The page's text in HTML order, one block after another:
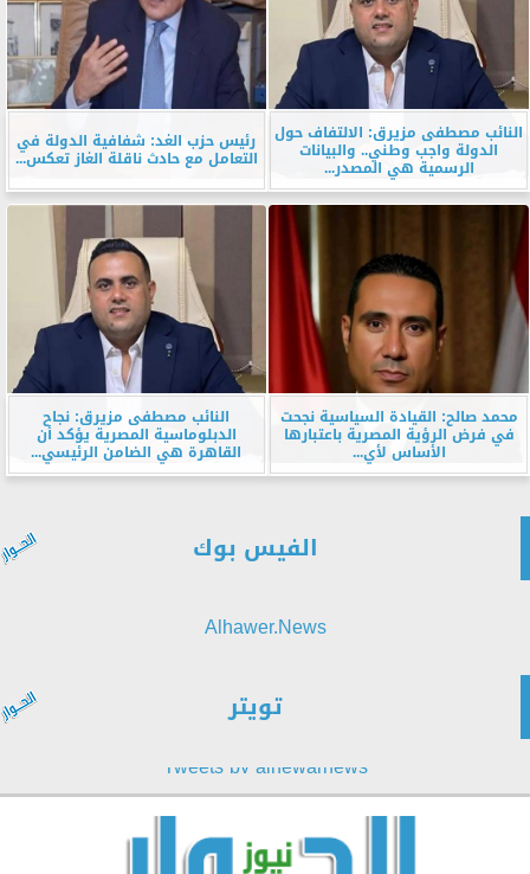
النائب مصطفى مزيرق: الالتفاف حول
الدولة واجب وطني.. والبيانات
الرسمية هي المصدر...
رئيس حزب الغد: شفافية الدولة في
التعامل مع حادث ناقلة الغاز تعكس...
محمد صالح: القيادة السياسية نجحت
في فرض الرؤية المصرية باعتبارها
الأساس لأي...
النائب مصطفى مزيرق: نجاح
الدبلوماسية المصرية يؤكد أن
القاهرة هي الضامن الرئيسي...
الفيس بوك
Alhawer.News
تويتر
Tweets by alhewarnews